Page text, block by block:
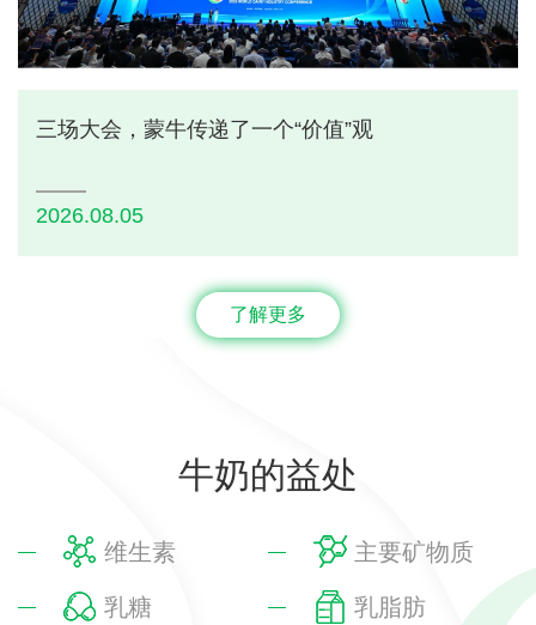
三场大会，蒙牛传递了一个“价值”观
2026.08.05
了解更多
牛奶的益处
维生素 主要矿物质
乳糖 乳脂肪